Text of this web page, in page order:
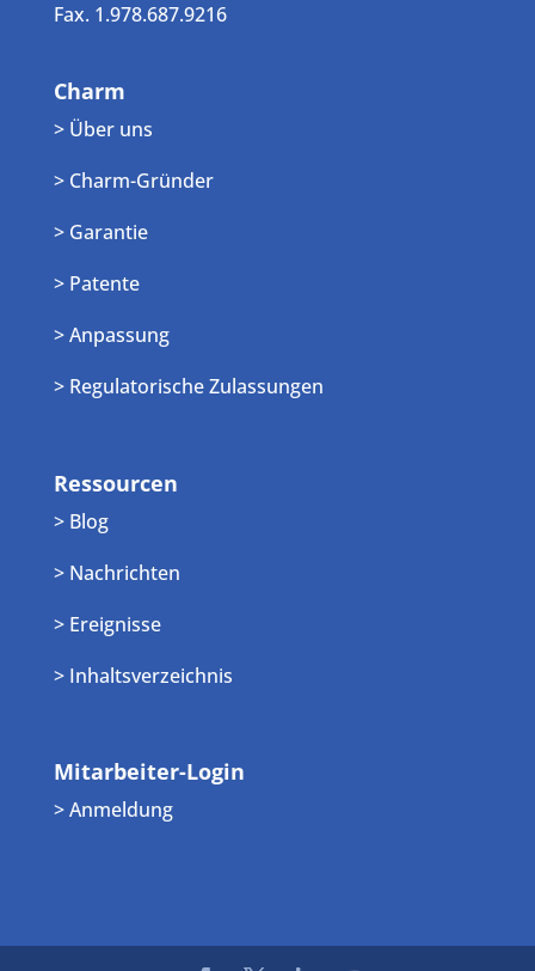
Fax. 1.978.687.9216
Charm
> Über uns
> Charm-Gründer
> Garantie
> Patente
> Anpassung
> Regulatorische Zulassungen
Ressourcen
> Blog
> Nachrichten
> Ereignisse
> Inhaltsverzeichnis
Mitarbeiter-Login
> Anmeldung